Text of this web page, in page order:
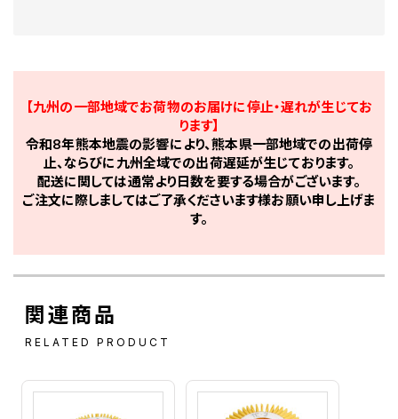
【九州の一部地域でお荷物のお届けに停止・遅れが生じてお
ります】
令和8年熊本地震の影響により、熊本県一部地域での出荷停
止、ならびに九州全域での出荷遅延が生じております。
配送に関しては通常より日数を要する場合がございます。
ご注文に際しましてはご了承くださいます様お願い申し上げま
す。
関連商品
RELATED PRODUCT